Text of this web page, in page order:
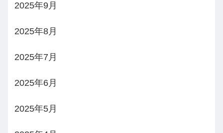
2025年9月
2025年8月
2025年7月
2025年6月
2025年5月